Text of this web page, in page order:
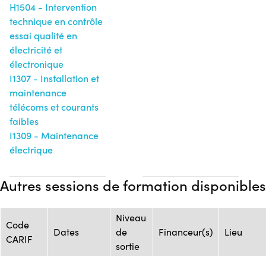
H1504 - Intervention
technique en contrôle
essai qualité en
électricité et
électronique
I1307 - Installation et
maintenance
télécoms et courants
faibles
I1309 - Maintenance
électrique
Autres sessions de formation disponibles
Code
CARIF
Dates
Niveau
de
sortie
Financeur(s) Lieu